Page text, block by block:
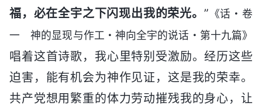
福，必在全宇之下闪现出我的荣光。 ” 《话・卷
一 神的显现与作工・神向全宇的说话・第十九篇》
唱着这首诗歌，我心里特别受激励。经历这些
迫害，能有机会为神作见证，这是我的荣幸。
共产党想用繁重的体力劳动摧残我的身心，让